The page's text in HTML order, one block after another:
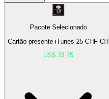
Pacote Selecionado
Cartão-presente iTunes 25 CHF CH
US$ 33,25